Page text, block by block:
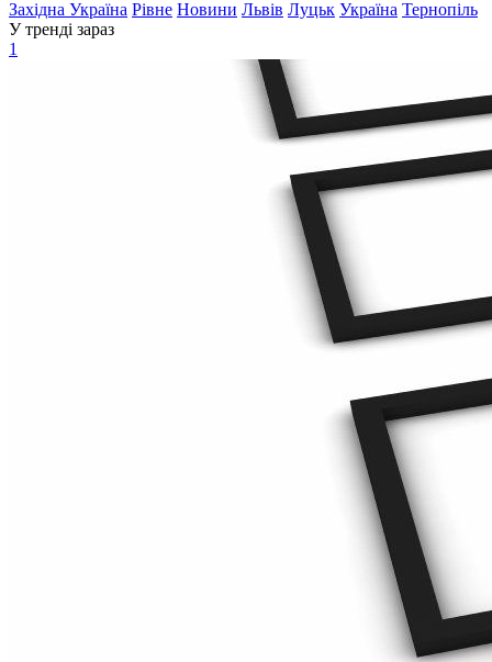
Західна Україна Рівне Новини Львів Луцьк Україна Тернопіль
У тренді зараз
1